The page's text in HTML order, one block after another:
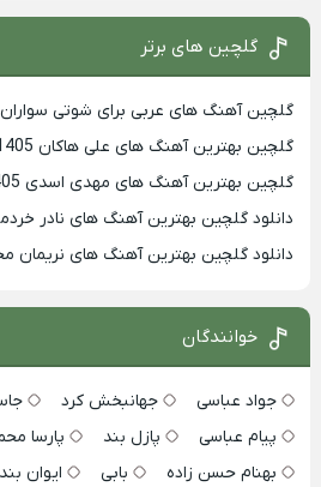
گلچین های برتر
گلچین آهنگ های عربی برای شوتی سواران 1405
گلچین بهترين آهنگ های علی هاکان 1405
گلچین بهترین آهنگ های مهدی اسدی 1405
دانلود گلچین بهترین آهنگ های نادر
دانلود گلچین بهترین آهنگ های نریمان
خوانندگان
جواد عباسی جهانبخش کرد
پیام عباسی
پازل بند پارسا
بهنام حسن زاده
بابی ایوان بند